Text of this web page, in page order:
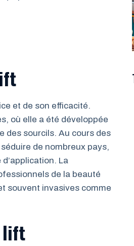
et de son efficacité.
où elle a été développée
des sourcils. Au cours des
de nombreux pays,
La
de la beauté
souvent invasives comme
lift